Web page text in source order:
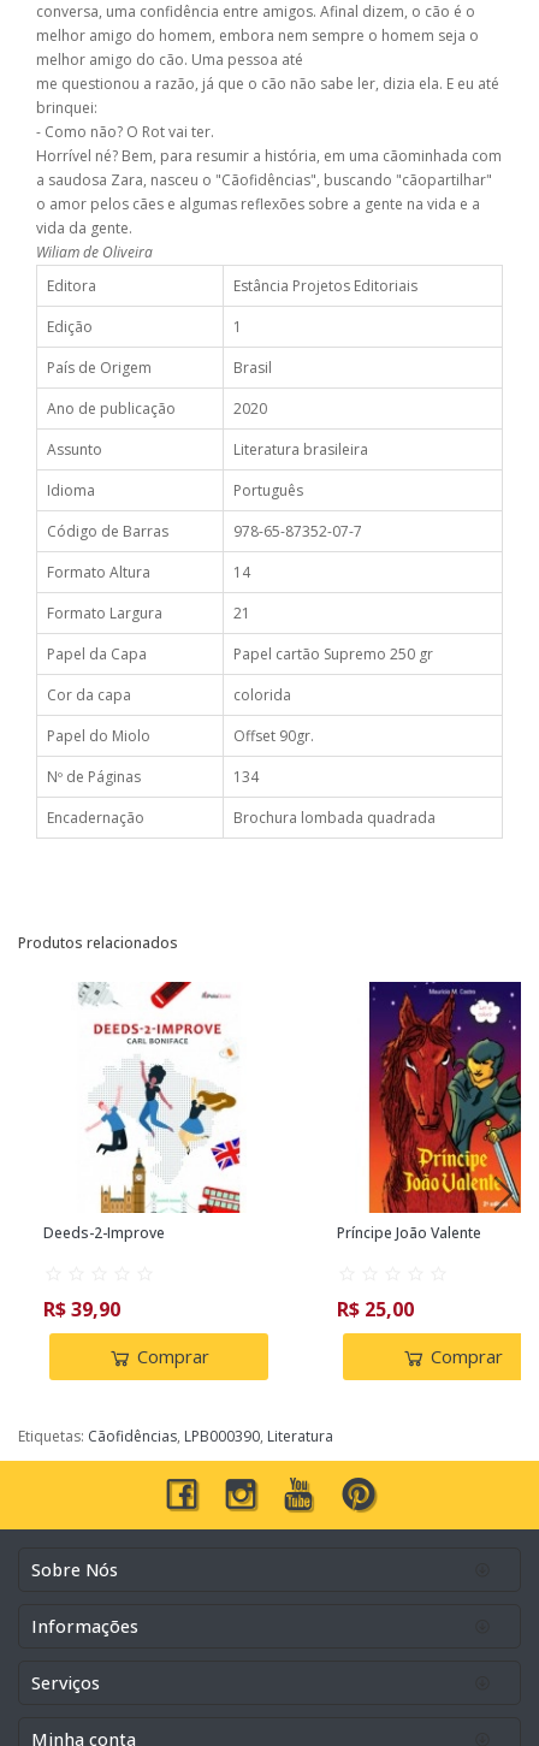
conversa, uma confidência entre amigos. Afinal dizem, o cão é o
melhor amigo do homem, embora nem sempre o homem seja o
melhor amigo do cão. Uma pessoa até
me questionou a razão, já que o cão não sabe ler, dizia ela. E eu até
brinquei:
- Como não? O Rot vai ter.
Horrível né? Bem, para resumir a história, em uma cãominhada com
a saudosa Zara, nasceu o "Cãofidências", buscando "cãopartilhar"
o amor pelos cães e algumas reflexões sobre a gente na vida e a
vida da gente.
Wiliam de Oliveira
Editora
Estância Projetos Editoriais
Edição
1
País de Origem
Brasil
Ano de publicação
2020
Assunto
Literatura brasileira
Idioma
Português
Código de Barras
978-65-87352-07-7
Formato Altura
14
Formato Largura
21
Papel da Capa
Papel cartão Supremo 250 gr
Cor da capa
colorida
Papel do Miolo
Offset 90gr.
Nº de Páginas
134
Encadernação
Brochura lombada quadrada
Produtos relacionados
Deeds-2-Improve
R$ 39,90
Comprar
Príncipe João Valente
R$ 25,00
Comprar
Etiquetas: Cãofidências, LPB000390, Literatura
Sobre Nós
Informações
Serviços
Minha conta